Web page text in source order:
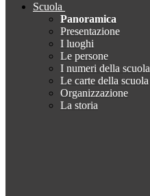
Scuola
Panoramica
Presentazione
I luoghi
Le persone
I numeri della scuola
Le carte della scuola
Organizzazione
La storia